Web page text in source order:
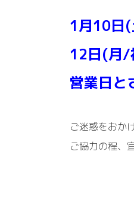
1月10日
12日(月/
営業日と
ご迷惑をおか
ご協力の程、